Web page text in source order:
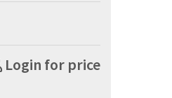
Login for price